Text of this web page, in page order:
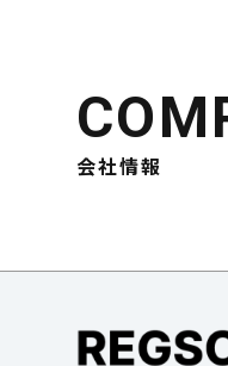
会社情報